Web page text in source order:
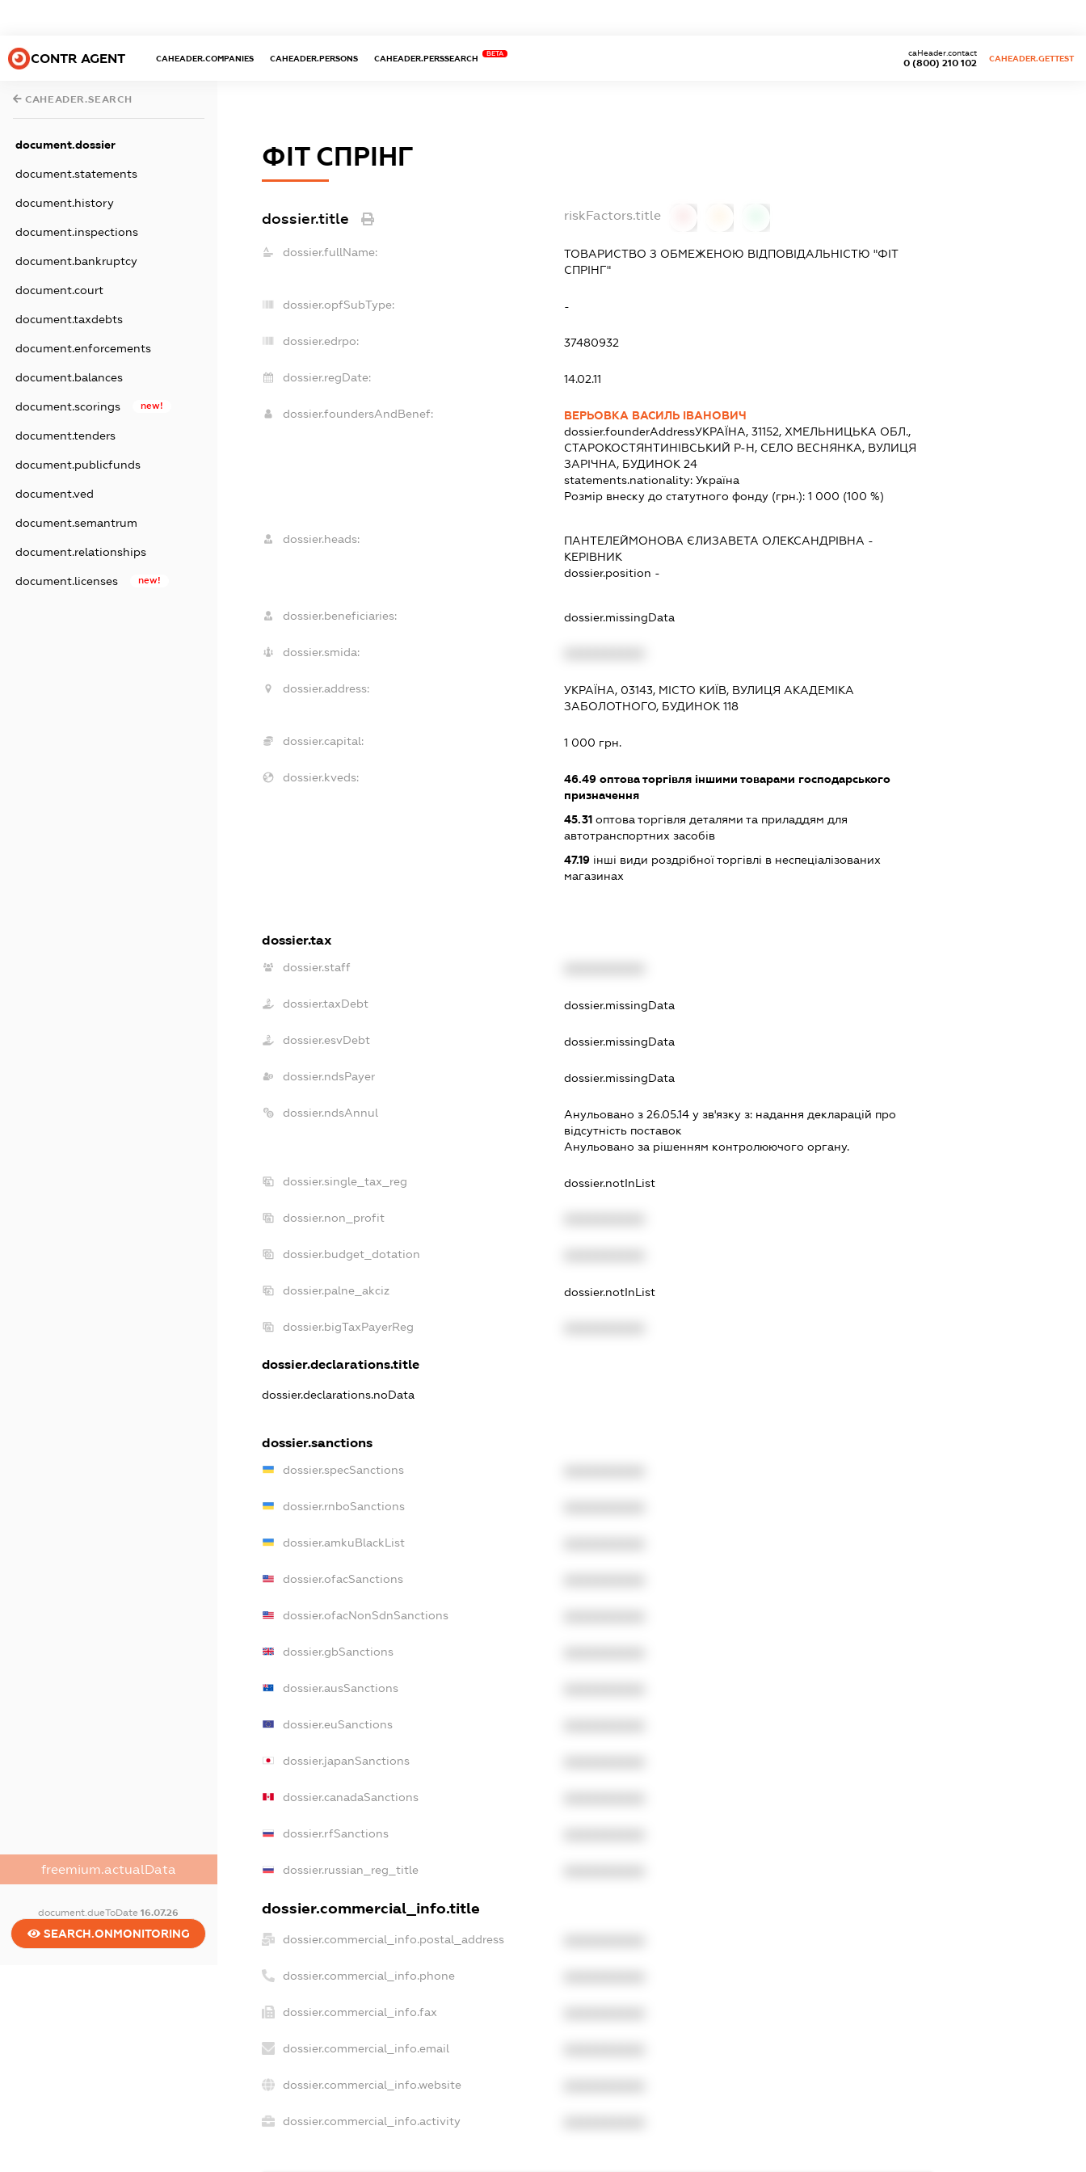
CONTR AGENT CAHEADER.COMPANIES CAHEADER.PERSONS CAHEADER.PERSSEARCH
BETA
0 (800) 210 102
caHeader.contact
CAHEADER.GETTEST
CAHEADER.SEARCH
document.dossier
document.statements
document.history
document.inspections
document.bankruptcy
document.court
document.taxdebts
document.enforcements
document.balances
document.scorings new!
document.tenders
document.publicfunds
document.ved
document.semantrum
document.relationships
document.licenses new!
freemium.actualData
document.dueToDate16.07.26
SEARCH.ONMONITORING
ФІТ СПРІНГ
dossier.title riskFactors.title
dossier.fullName:
ТОВАРИСТВО З ОБМЕЖЕНОЮ ВІДПОВІДАЛЬНІСТЮ "ФІТ
СПРІНГ"
dossier.opfSubType: -
dossier.edrpo: 37480932
dossier.regDate: 14.02.11
dossier.foundersAndBenef:
ВЕРЬОВКА ВАСИЛЬ ІВАНОВИЧ
dossier.founderAddressУКРАЇНА, 31152, ХМЕЛЬНИЦЬКА ОБЛ.,
СТАРОКОСТЯНТИНІВСЬКИЙ Р-Н, СЕЛО ВЕСНЯНКА, ВУЛИЦЯ
ЗАРІЧНА, БУДИНОК 24
statements.nationality: Україна
Розмір внеску до статутного фонду (грн.): 1 000 (100 %)
dossier.heads: ПАНТЕЛЕЙМОНОВА ЄЛИЗАВЕТА ОЛЕКСАНДРІВНА -
КЕРІВНИК
dossier.position -
dossier.beneficiaries: dossier.missingData
dossier.smida:
dossier.address:
УКРАЇНА, 03143, МІСТО КИЇВ, ВУЛИЦЯ АКАДЕМІКА
ЗАБОЛОТНОГО, БУДИНОК 118
dossier.capital: 1 000 грн.
dossier.kveds: 46.49оптова торгівля іншими товарами господарського
призначення
45.31оптова торгівля деталями та приладдям для
автотранспортних засобів
47.19інші види роздрібної торгівлі в неспеціалізованих
магазинах
dossier.tax
dossier.staff
dossier.taxDebt dossier.missingData
dossier.esvDebt dossier.missingData
dossier.ndsPayer dossier.missingData
dossier.ndsAnnul Анульовано з 26.05.14 у зв'язку з: надання декларацiй про
вiдсутнiсть поставок
Анульовано за рiшенням контролюючого органу.
dossier.single_tax_reg dossier.notInList
dossier.non_profit
dossier.budget_dotation
dossier.palne_akciz dossier.notInList
dossier.bigTaxPayerReg
dossier.declarations.title
dossier.declarations.noData
dossier.sanctions
dossier.specSanctions
dossier.rnboSanctions
dossier.amkuBlackList
dossier.ofacSanctions
dossier.ofacNonSdnSanctions
dossier.gbSanctions
dossier.ausSanctions
dossier.euSanctions
dossier.japanSanctions
dossier.canadaSanctions
dossier.rfSanctions
dossier.russian_reg_title
dossier.commercial_info.title
dossier.commercial_info.postal_address
dossier.commercial_info.phone
dossier.commercial_info.fax
dossier.commercial_info.email
dossier.commercial_info.website
dossier.commercial_info.activity